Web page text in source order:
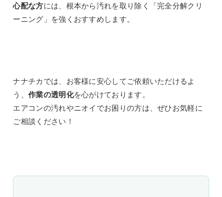
心配な方には、根本から汚れを取り除く「完全分解クリ
ーニング」を強くおすすめします。
ナナチカでは、お客様に安心してご依頼いただけるよ
う、作業の透明化を心がけております。
エアコンの汚れやニオイでお困りの方は、ぜひお気軽に
ご相談ください！